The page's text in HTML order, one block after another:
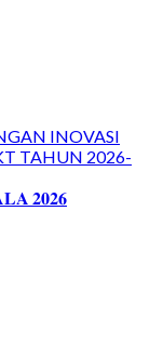
INOVASI
TAHUN 2026-
𝟐𝟎𝟐𝟔